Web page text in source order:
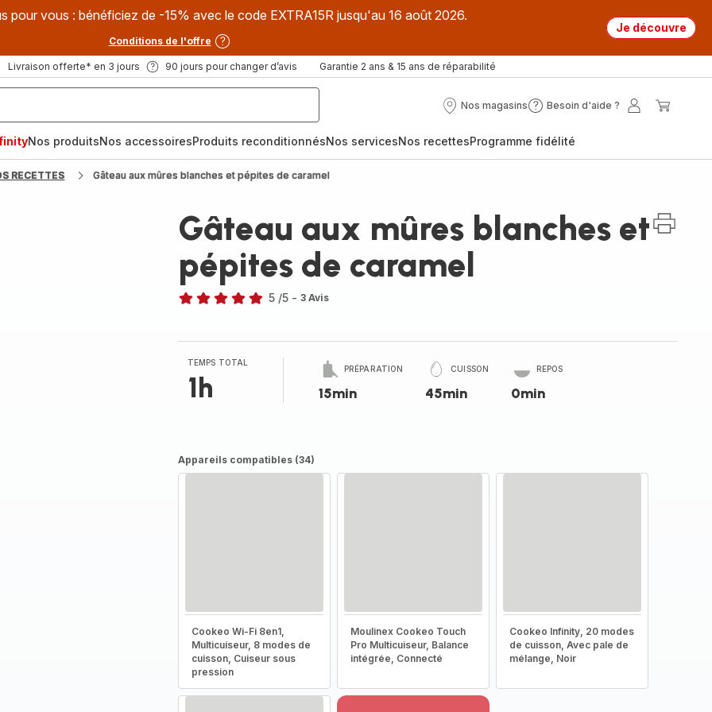
pour vous : bénéficiez de -15% avec le code EXTRA15R jusqu'au 16 août 2026.
Conditions de l'offre
Je découvre
Livraison offerte* en 3 jours 90 jours pour changer d’avis Garantie 2 ans & 15 ans de réparabilité
Nos magasins
Nos
Besoin d'aide ?
Besoin
?
Mon
Nos produitsNos accessoiresProduits reconditionnésNos servicesNos recettesProgramme fidélité
RECETTES Gâteau aux mûres blanches et pépites de caramel
Gâteau aux mûres blanches et
pépites de caramel
étoiles
(moyenne)
5 /5 - 3 Avis
TEMPS TOTAL
1h
PRÉPARATION
15min
CUISSON
45min
REPOS
0min
Appareils compatibles (34)
Cookeo Wi-Fi 8en1,
Multicuiseur, 8 modes de
cuisson, Cuiseur sous
pression
Moulinex Cookeo Touch
Pro Multicuiseur, Balance
intégrée, Connecté
Cookeo Infinity, 20 modes
de cuisson, Avec pale de
mélange, Noir